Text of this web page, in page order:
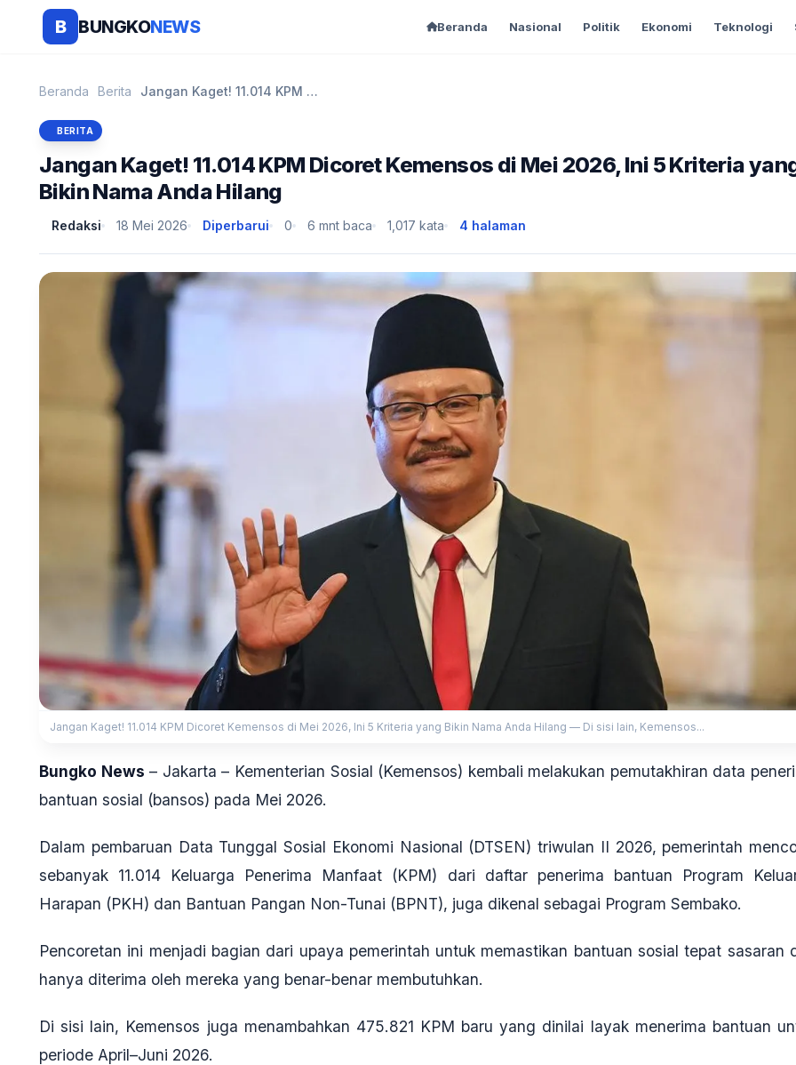
B BUNGKONEWS Beranda Nasional Politik Ekonomi Teknologi
Beranda Berita Jangan Kaget! 11.014 KPM Dicoret Kemensos di Mei 2...
BERITA
Jangan Kaget! 11.014 KPM Dicoret Kemensos di Mei 2026, Ini 5 Kriteria
Bikin Nama Anda Hilang
Redaksi 18 Mei 2026 Diperbarui 0 6 mnt baca 1,017 kata 4 halaman
Jangan Kaget! 11.014 KPM Dicoret Kemensos di Mei 2026, Ini 5 Kriteria yang Bikin Nama Anda Hilang — Di sisi lain, Kemensos...
Bungko News – Jakarta – Kementerian Sosial (Kemensos) kembali melakukan pemutakhiran data
bantuan sosial (bansos) pada Mei 2026.
Dalam pembaruan Data Tunggal Sosial Ekonomi Nasional (DTSEN) triwulan II 2026, pemerintah
sebanyak 11.014 Keluarga Penerima Manfaat (KPM) dari daftar penerima bantuan Program
Harapan (PKH) dan Bantuan Pangan Non-Tunai (BPNT), juga dikenal sebagai Program Sembako.
Pencoretan ini menjadi bagian dari upaya pemerintah untuk memastikan bantuan sosial tepat sasaran
hanya diterima oleh mereka yang benar-benar membutuhkan.
Di sisi lain, Kemensos juga menambahkan 475.821 KPM baru yang dinilai layak menerima bantuan
periode April–Juni 2026.